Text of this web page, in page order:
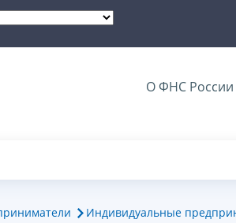
О ФНС России
Индивидуальные